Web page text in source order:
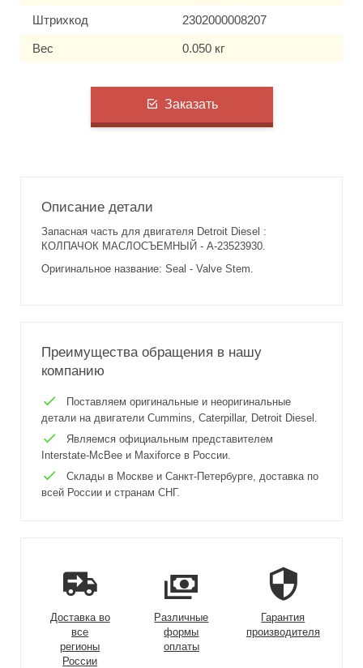
Штрихкод 2302000008207
Вес 0.050 кг
Заказать
Описание детали
Запасная часть для двигателя Detroit Diesel :
КОЛПАЧОК МАСЛОСЪЕМНЫЙ - A-23523930.
Оригинальное название: Seal - Valve Stem.
Преимущества обращения в нашу
компанию
Поставляем оригинальные и неоригинальные
детали на двигатели Cummins, Caterpillar, Detroit Diesel.
Являемся официальным представителем
Interstate-McBee и Maxiforce в России.
Склады в Москве и Санкт-Петербурге, доставка по
всей России и странам СНГ.
Доставка во
все
регионы
России
Различные
формы
оплаты
Гарантия
производителя